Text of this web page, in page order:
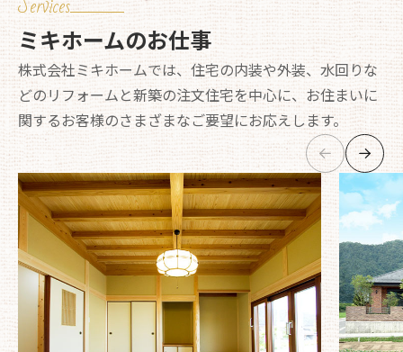
ミキホームのお仕事
株式会社ミキホームでは、住宅の内装や外装、水回りな
どのリフォームと新築の注文住宅を中心に、お住まいに
関するお客様のさまざまなご要望にお応えします。